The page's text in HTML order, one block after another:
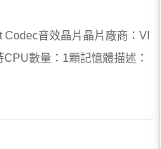
音效晶片晶片廠商：VI
數量：1顆記憶體描述：